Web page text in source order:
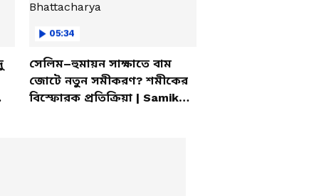
05:34
সেলিম–হুমায়ন সাক্ষাতে বাম
জোটে নতুন সমীকরণ? শমীকের
বিস্ফোরক প্রতিক্রিয়া | Samik